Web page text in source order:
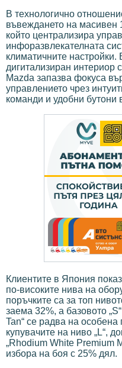
В технологично
въвеждането на масивен
който централизира
инфоразвлекателната
климатичните
дигитализиран интериор
Mazda запазва фокуса
управлението чрез
команди и удобни бутони
Клиентите в Япония
по-високите нива на
поръчките са за топ
заема 32%, а базовото
Tan“ се радва на особена
купувачите на ниво „L“,
„Rhodium White Premium
избора на боя с 25% дял.